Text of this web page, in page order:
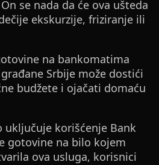
se nada da će ova ušteda
ekskurzije, friziranje ili
na bankomatima
Srbije može dostići
budžete i ojačati domaću
korišćenje Bank
gotovine na bilo kojem
ova usluga, korisnici